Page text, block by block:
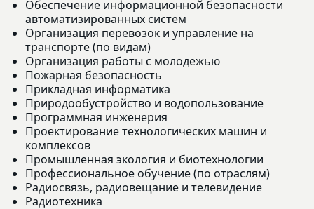
Обеспечение информационной безопасности
автоматизированных систем
Организация перевозок и управление на
транспорте (по видам)
Организация работы с молодежью
Пожарная безопасность
Прикладная информатика
Природообустройство и водопользование
Программная инженерия
Проектирование технологических машин и
комплексов
Промышленная экология и биотехнологии
Профессиональное обучение (по отраслям)
Радиосвязь, радиовещание и телевидение
Радиотехника